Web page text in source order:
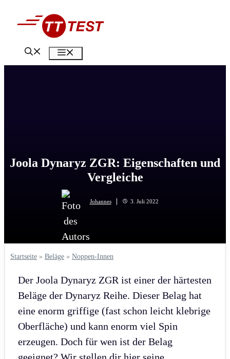
Inhalt
Joola Dynaryz ZGR: Eigenschaften und
Vergleiche
Johannes 3. Juli 2022
Startseite » Beläge » Noppen-Innen
Der Joola Dynaryz ZGR ist einer der härtesten
Beläge der Dynaryz Reihe. Dieser Belag hat
eine enorm griffige (fast schon leicht klebrige
Oberfläche) und kann enorm viel Spin
erzeugen. Doch für wen ist der Belag